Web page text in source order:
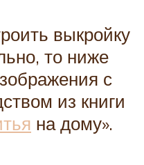
выкройку
то ниже
с
из книги
на дому».